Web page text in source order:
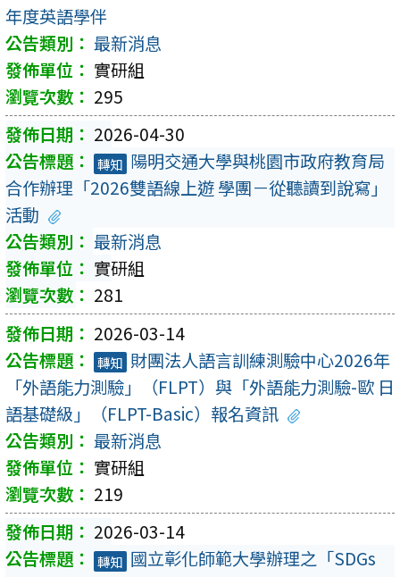
年度英語學伴
最新消息
實研組
295
2026-04-30
轉知 陽明交通大學與桃園市政府教育局
合作辦理「2026雙語線上遊 學團－從聽讀到說寫」
活動
最新消息
實研組
281
2026-03-14
轉知 財團法人語言訓練測驗中心2026年
「外語能力測驗」（FLPT）與「外語能力測驗-歐 日
語基礎級」（FLPT-Basic）報名資訊
最新消息
實研組
219
2026-03-14
轉知 國立彰化師範大學辦理之「SDGs